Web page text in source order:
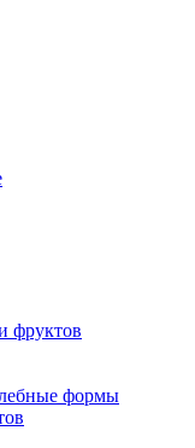
фруктов
формы